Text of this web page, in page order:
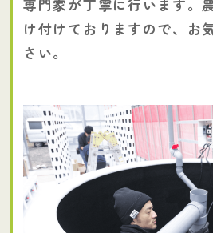
専門家が丁寧に行います。
け付けておりますので、お
さい。